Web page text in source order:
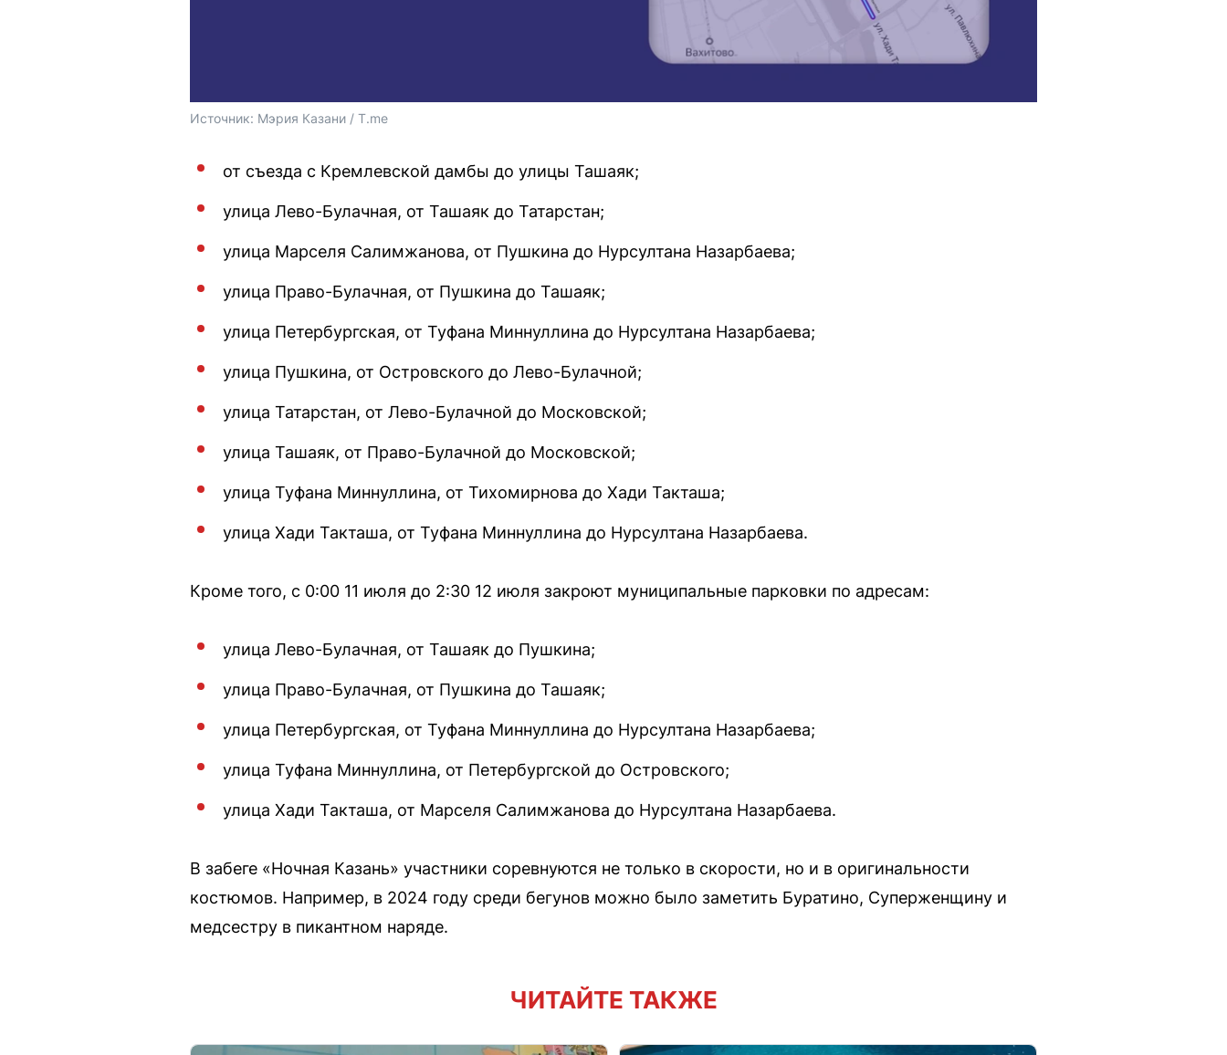
Источник: Мэрия Казани / T.me
от съезда с Кремлевской дамбы до улицы Ташаяк;
улица Лево-Булачная, от Ташаяк до Татарстан;
улица Марселя Салимжанова, от Пушкина до Нурсултана Назарбаева;
улица Право-Булачная, от Пушкина до Ташаяк;
улица Петербургская, от Туфана Миннуллина до Нурсултана Назарбаева;
улица Пушкина, от Островского до Лево-Булачной;
улица Татарстан, от Лево-Булачной до Московской;
улица Ташаяк, от Право-Булачной до Московской;
улица Туфана Миннуллина, от Тихомирнова до Хади Такташа;
улица Хади Такташа, от Туфана Миннуллина до Нурсултана Назарбаева.
Кроме того, с 0:00 11 июля до 2:30 12 июля закроют муниципальные парковки по адресам:
улица Лево-Булачная, от Ташаяк до Пушкина;
улица Право-Булачная, от Пушкина до Ташаяк;
улица Петербургская, от Туфана Миннуллина до Нурсултана Назарбаева;
улица Туфана Миннуллина, от Петербургской до Островского;
улица Хади Такташа, от Марселя Салимжанова до Нурсултана Назарбаева.
В забеге «Ночная Казань» участники соревнуются не только в скорости, но и в оригинальности
костюмов. Например, в 2024 году среди бегунов можно было заметить Буратино, Суперженщину и
медсестру в пикантном наряде.
ЧИТАЙТЕ ТАКЖЕ